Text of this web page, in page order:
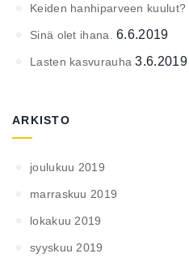
Keiden hanhiparveen kuulut?
Sinä olet ihana. 6.6.2019
Lasten kasvurauha 3.6.2019
ARKISTO
joulukuu 2019
marraskuu 2019
lokakuu 2019
syyskuu 2019